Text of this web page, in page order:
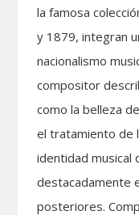
la famosa
y 1879, integran
nacionalismo
compositor
como la belleza
el tratamiento de
identidad musical
destacadamente
posteriores.